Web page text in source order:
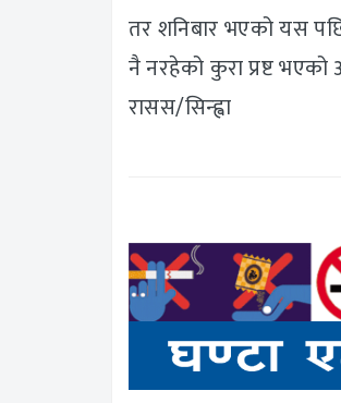
तर शनिबार भएको यस
नै नरहेको कुरा प्रष्ट भएको
रासस/सिन्ह्वा